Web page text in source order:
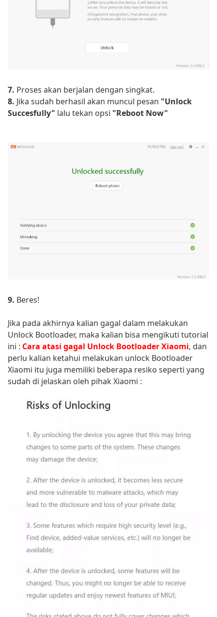
7. Proses akan berjalan dengan singkat.
8. Jika sudah berhasil akan muncul pesan "Unlock
Succesfully" lalu tekan opsi "Reboot Now"
9. Beres!
Jika pada akhirnya kalian gagal dalam melakukan
Unlock Bootloader, maka kalian bisa mengikuti tutorial
ini : Cara atasi gagal Unlock Bootloader Xiaomi, dan
perlu kalian ketahui melakukan unlock Bootloader
Xiaomi itu juga memiliki beberapa resiko seperti yang
sudah di jelaskan oleh pihak Xiaomi :